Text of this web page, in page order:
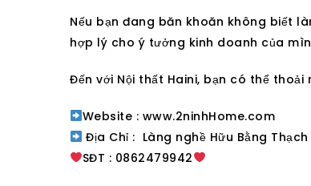
Nếu bạn đang băn khoăn không biết
hợp lý cho ý tưởng kinh doanh của
Đến với Nội thất Haini, bạn có thể
Website : www.2ninhHome.com
Địa Chỉ : Làng nghề Hữu Bằng Thạch
SĐT : 0862479942